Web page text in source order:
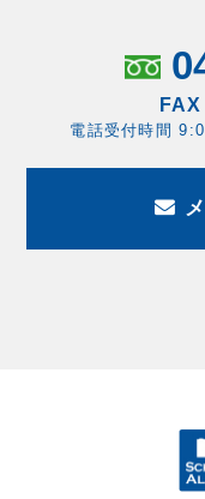
FAX
電話受付時間